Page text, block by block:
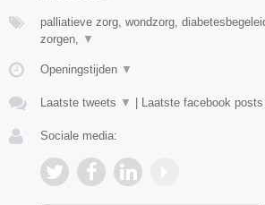
palliatieve zorg, wondzorg,
zorgen, ▼
Openingstijden ▼
Laatste tweets ▼ Laatste facebook posts
Sociale media: